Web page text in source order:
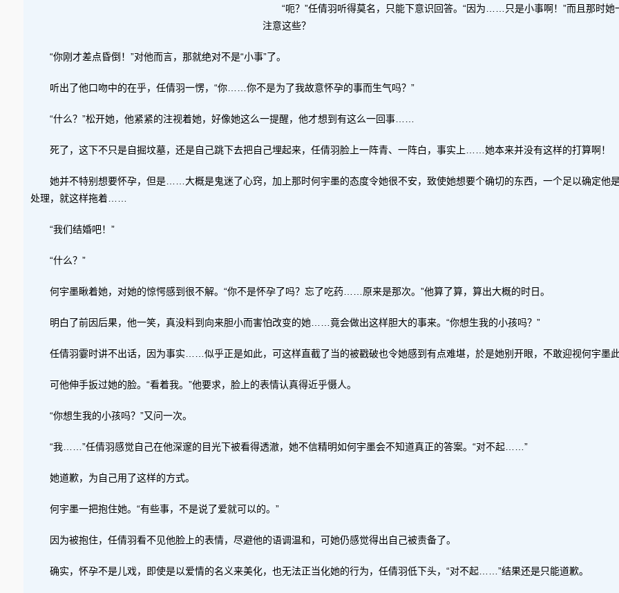
“呃？”任倩羽听得莫名，只能下意识回答。“因为……只是小事啊！”而且那时
注意这些？
“你刚才差点昏倒！”对他而言，那就绝对不是“小事”了。
听出了他口吻中的在乎，任倩羽一愣，“你……你不是为了我故意怀孕的事而生气吗？”
“什么？”松开她，他紧紧的注视着她，好像她这么一提醒，他才想到有这么一回事……
死了，这下不只是自掘坟墓，还是自己跳下去把自己埋起来，任倩羽脸上一阵青、一阵白，事实上……她本来并没有这样的打算啊！
她并不特别想要怀孕，但是……大概是鬼迷了心窍，加上那时何宇墨的态度令她很不安，致使她想要个确切的东西，一个足以确定他
处理，就这样拖着……
“我们结婚吧！”
“什么？”
何宇墨瞅着她，对她的惊愕感到很不解。“你不是怀孕了吗？忘了吃药……原来是那次。”他算了算，算出大概的时日。
明白了前因后果，他一笑，真没料到向来胆小而害怕改变的她……竟会做出这样胆大的事来。“你想生我的小孩吗？”
任倩羽霎时讲不出话，因为事实……似乎正是如此，可这样直截了当的被戳破也令她感到有点难堪，於是她别开眼，不敢迎视何宇墨此
可他伸手扳过她的脸。“看着我。”他要求，脸上的表情认真得近乎慑人。
“你想生我的小孩吗？”又问一次。
“我……”任倩羽感觉自己在他深邃的目光下被看得透澈，她不信精明如何宇墨会不知道真正的答案。“对不起……”
她道歉，为自己用了这样的方式。
何宇墨一把抱住她。“有些事，不是说了爱就可以的。”
因为被抱住，任倩羽看不见他脸上的表情，尽避他的语调温和，可她仍感觉得出自己被责备了。
确实，怀孕不是儿戏，即使是以爱情的名义来美化，也无法正当化她的行为，任倩羽低下头，“对不起……”结果还是只能道歉。